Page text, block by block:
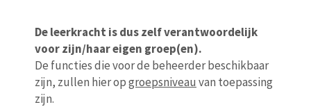
De leerkracht is dus zelf verantwoordelijk
voor zijn/haar eigen groep(en).
De functies die voor de beheerder beschikbaar
zijn, zullen hier opgroepsniveau van toepassing
zijn.